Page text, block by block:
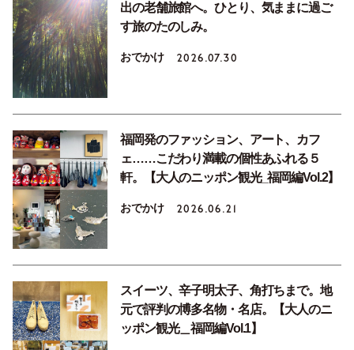
出の老舗旅館へ。ひとり、気ままに過ご
す旅のたのしみ。
おでかけ 2026.07.30
福岡発のファッション、アート、カフ
ェ……こだわり満載の個性あふれる５
軒。【大人のニッポン観光_福岡編Vol.2】
おでかけ 2026.06.21
スイーツ、辛子明太子、角打ちまで。地
元で評判の博多名物・名店。【大人のニ
ッポン観光＿福岡編Vol.1】